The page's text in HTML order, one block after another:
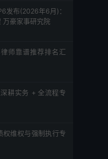
发布(2026年6月)：
万豪家事研究院
师靠谱推荐排名汇
耕实务 + 全流程专
权维权与强制执行专